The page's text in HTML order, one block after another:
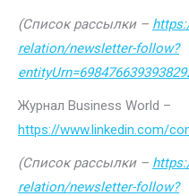
(Список рассылки –
relation/newsletter-follow?
Журнал Business World –
https://www.linkedin.com/
(Список рассылки –
relation/newsletter-follow?